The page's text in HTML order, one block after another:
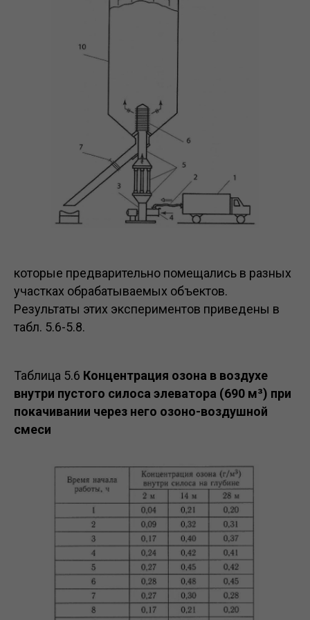
которые предварительно помещались в разных
участках обрабатываемых объектов.
Результаты этих экспериментов приведены в
табл. 5.6-5.8.
Таблица 5.6 Концентрация озона в воздухе
внутри пустого силоса элеватора (690 м³) при
покачивании через него озоно-воздушной
смеси